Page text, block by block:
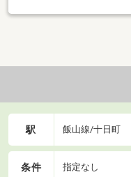
駅 飯山線/十日町
条件 指定なし